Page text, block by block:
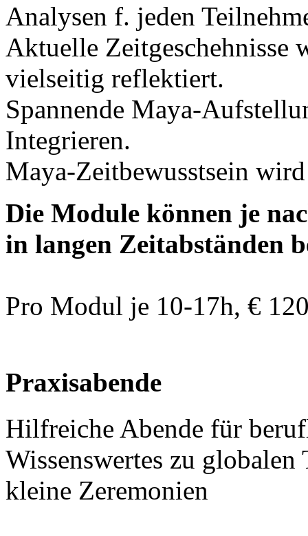
Analysen f. jeden
Aktuelle Zeitgeschehnisse
vielseitig reflektiert.
Spannende Maya-
Integrieren.
Maya-Zeitbewusstsein
Die Module können je
in langen Zeitabständen
Pro Modul je 10-17h, €
Praxisabende
Hilfreiche Abende für
Wissenswertes zu
kleine Zeremonien